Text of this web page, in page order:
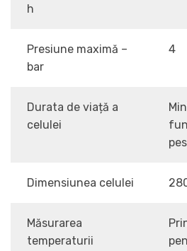
h
Presiune maximă –
bar
4
Durata de viață a
celulei
Dimensiunea celulei
Măsurarea
temperaturii